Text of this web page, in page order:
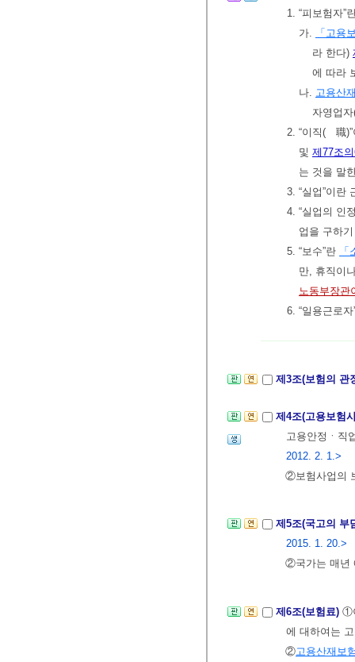
1. “피보험자”
가.
「고용
라 한다)
에 따라
나. 고용산
자영업
2. “이직(離職
및 제77조
는 것을 말
3. “실업”이란
4. “실업의 인
업을 구하
5. “보수”란
만, 휴직이
노동부장관
6. “일용근로
제3조(보험의 관
제4조(고용보험
고용안정ㆍ직
2012. 2. 1.>
②보험사업의
제5조(국고의 부
2015. 1. 20.>
②국가는 매년
제6조(보험료) ①
에 대하여는
②고용산재보